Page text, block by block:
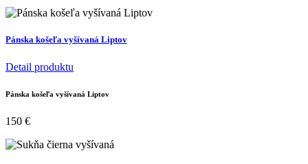
Pánska košeľa vyšívaná Liptov
Detail produktu
Pánska košeľa vyšívaná Liptov
150 €